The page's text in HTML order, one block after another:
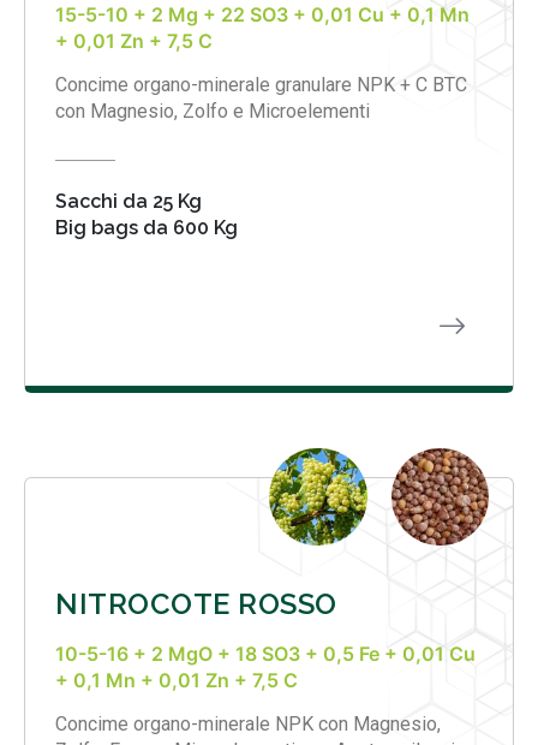
15-5-10 + 2 Mg + 22 SO3 + 0,01 Cu + 0,1 Mn
+ 0,01 Zn + 7,5 C
Concime organo-minerale granulare NPK + C BTC
con Magnesio, Zolfo e Microelementi
Sacchi da 25 Kg
Big bags da 600 Kg
NITROCOTE ROSSO
10-5-16 + 2 MgO + 18 SO3 + 0,5 Fe + 0,01 Cu
+ 0,1 Mn + 0,01 Zn + 7,5 C
Concime organo-minerale NPK con Magnesio,